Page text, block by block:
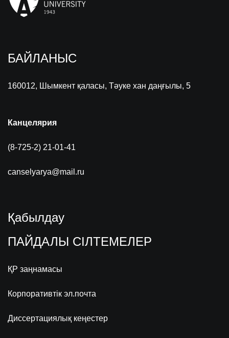
БАЙЛАНЫС
160012, Шымкент қаласы, Тәуке хан даңғылы, 5
Канцелярия
(8-725-2) 21-01-41
canselyarya@mail.ru
Қабылдау
ПАЙДАЛЫ СІЛТЕМЕЛЕР
ҚР заңнамасы
Корпоративтік эл.почта
Диссертациялық кеңестер